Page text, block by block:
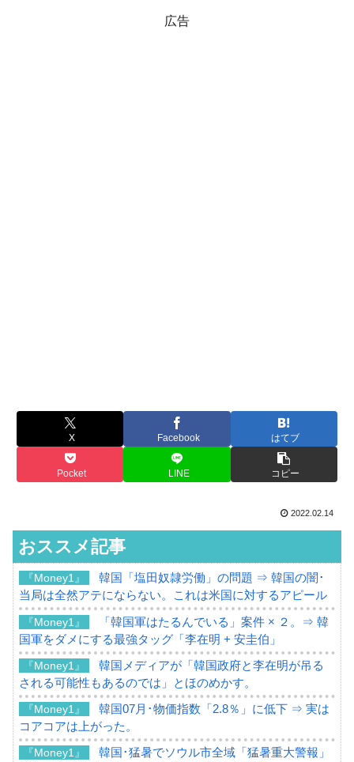
広告
X Facebook はてブ
Pocket LINE コピー
2022.02.14
おススメ記事
『Money1』
韓国「塩田奴隷労働」の問題 ⇒ 韓国の闇･
当局は全然アテにならない。これは米国に対するアピール
『Money1』
「韓国軍はたるんでいる」案件 × ２。⇒ 韓
国軍をダメにする最強タッグ「李在明 + 安圭伯」
『Money1』
韓国メディアが「韓国政府と李在明が吊る
される可能性もあるのでは」とほのめかす。
『Money1』
韓国07月･物価指数「2.8％」に低下 ⇒ 実は
コアコアは上がった。
『Money1』
韓国･猛暑でソウル市全域「猛暑重大警報」